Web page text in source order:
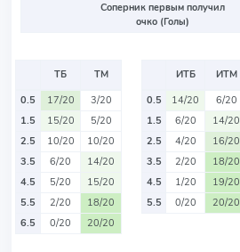
Соперник первым получил
очко (Голы)
ТБ
ТМ
0.5
17/20
3/20
1.5
15/20
5/20
2.5
10/20
10/20
3.5
6/20
14/20
4.5
5/20
15/20
5.5
2/20
18/20
6.5
0/20 20/20
ИТБ
ИТМ
0.5
14/20
6/20
1.5
6/20
14/20
2.5
4/20
16/20
3.5
2/20
18/20
4.5
1/20
19/20
5.5
0/20 20/20